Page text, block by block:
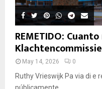
REMETIDO:
May 14, 2026 0
Ruthy Vrieswijk Pa via di e